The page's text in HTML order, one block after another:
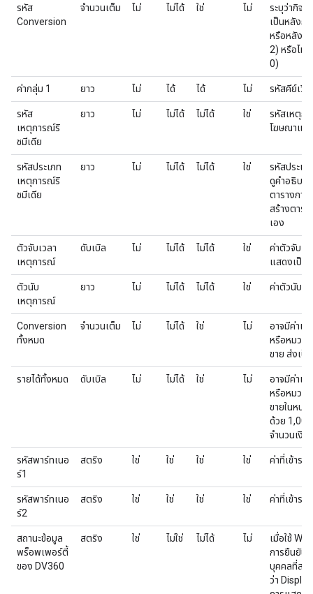
รหัส
Conversion
จำนวนเต็ม ไม่ ไม่ได้ ใช่ ไม่
ระบุว่ากิจก
เป็นหลังก
หรือหลังก
2) หรือไม่ไ
0)
ค่ากลุ่ม 1 ยาว ไม่ ได้ ได้ ไม่ รหัสคีย์เวิ
รหัส
เหตุการณ์ริ
ชมีเดีย
ยาว ไม่ ไม่ได้ ไม่ได้ ใช่
รหัสเหตุก
โฆษณาแบ
รหัสประเภท
เหตุการณ์ริ
ชมีเดีย
ยาว ไม่ ไม่ได้ ไม่ได้ ใช่
รหัสประเ
ดูคำอธิบา
ตารางกา
สร้างตาร
เอง
ตัวจับเวลา
เหตุการณ์
ดับเบิล ไม่ ไม่ได้ ไม่ได้ ใช่
ค่าตัวจับเ
แสดงเป็น
ตัวนับ
เหตุการณ์
ยาว ไม่ ไม่ได้ ไม่ได้ ใช่ ค่าตัวนับ
Conversion
ทั้งหมด
จำนวนเต็ม ไม่ ไม่ได้ ใช่ ไม่
อาจมีค่าเพิ่
หรือหมวด
ขาย ส่งเป็
รายได้ทั้งหมด ดับเบิล ไม่ ไม่ได้ ใช่ ไม่
อาจมีค่าเพิ่
หรือหมวด
ขายในหน่
ด้วย
จำนวนเงิน
รหัสพาร์ทเนอ
ร์1
สตริง ใช่ ใช่ ใช่ ใช่ ค่าที่เข้ารหั
รหัสพาร์ทเนอ
ร์2
สตริง ใช่ ใช่ ใช่ ใช่ ค่าที่เข้าร
สถานะข้อมูล
พร็อพเพอร์ตี้
ของ DV360
สตริง ใช่ ไม่ใช่ ไม่ได้ ไม่
เมื่อใช้
การยืนยัน
บุคคลที่สาม
ว่า